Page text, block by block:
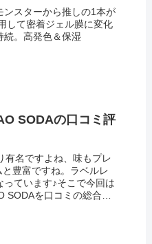
ンスターから推しの1本が
して密着ジェル膜に変化
。高発色＆保湿
SODAの口コミ評
有名ですよね、味もプレ
豊富ですね。ラベルレ
ています♪そこで今回は
を口コミの総合評